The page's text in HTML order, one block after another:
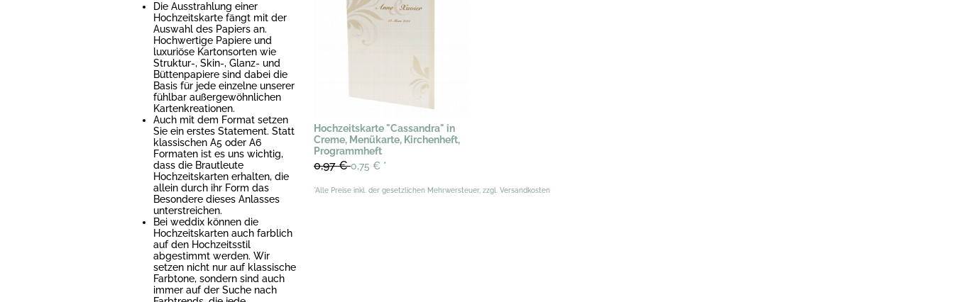
Die Ausstrahlung einer
Hochzeitskarte fängt mit der
Auswahl des Papiers an.
Hochwertige Papiere und
luxuriöse Kartonsorten wie
Struktur-, Skin-, Glanz- und
Büttenpapiere sind dabei die
Basis für jede einzelne unserer
fühlbar außergewöhnlichen
Kartenkreationen.
Auch mit dem Format setzen
Sie ein erstes Statement. Statt
klassischen A5 oder A6
Formaten ist es uns wichtig,
dass die Brautleute
Hochzeitskarten erhalten, die
allein durch ihr Form das
Besondere dieses Anlasses
unterstreichen.
Bei weddix können die
Hochzeitskarten auch farblich
auf den Hochzeitsstil
abgestimmt werden. Wir
setzen nicht nur auf klassische
Farbtone, sondern sind auch
immer auf der Suche nach
Hochzeitskarte "Cassandra" in
Creme, Menükarte, Kirchenheft,
Programmheft
0,97 €0,75 € *
*Alle Preise inkl. der gesetzlichen Mehrwersteuer, zzgl. Versandkosten